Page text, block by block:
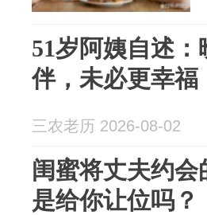
51岁阿姨自述
伴，未必更幸福
三农老历 2026-08-02
闺蜜将丈夫约
是给你让位吗？